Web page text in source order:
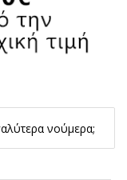
νούμερα;